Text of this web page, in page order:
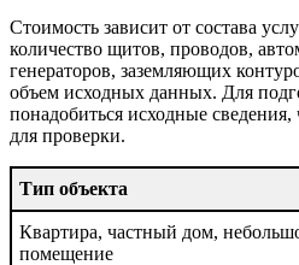
Стоимость зависит от состава
количество щитов, проводов,
генераторов, заземляющих
объем исходных данных. Для
понадобиться исходные
для проверки.
Тип объекта
Квартира, частный дом,
помещение